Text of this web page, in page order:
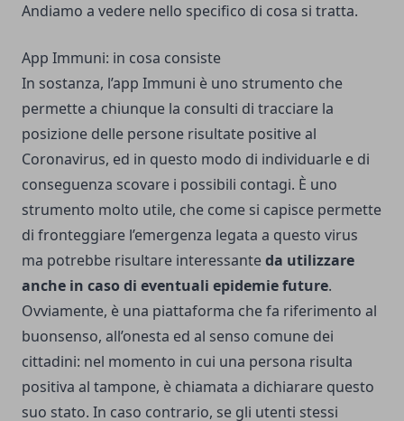
Andiamo a vedere nello specifico di cosa si tratta.
App Immuni: in cosa consiste
In sostanza, l’app Immuni è uno strumento che
permette a chiunque la consulti di tracciare la
posizione delle persone risultate positive al
Coronavirus, ed in questo modo di individuarle e di
conseguenza scovare i possibili contagi. È uno
strumento molto utile, che come si capisce permette
di fronteggiare l’emergenza legata a questo virus
ma potrebbe risultare interessanteda utilizzare
anche in caso di eventuali epidemie future.
Ovviamente, è una piattaforma che fa riferimento al
buonsenso, all’onesta ed al senso comune dei
cittadini: nel momento in cui una persona risulta
positiva al tampone, è chiamata a dichiarare questo
suo stato. In caso contrario, se gli utenti stessi